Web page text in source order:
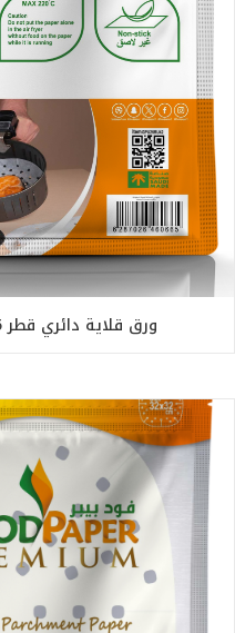
ورق قلاية دائري قطر 25 بريميوم سميك أوروبي.